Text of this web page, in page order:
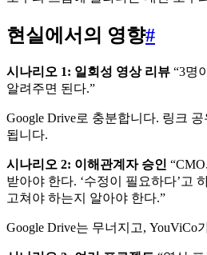
현실에서의 영향#
시나리오 1: 일회성 영상 리뷰 “3명
알려주면 된다.”
Google Drive로 충분합니다. 링크
됩니다.
시나리오 2: 이해관계자 승인
받아야 한다. ‘수정이 필요하다’고
고쳐야 하는지 알아야 한다.”
Google Drive는 무너지고, YouViCo